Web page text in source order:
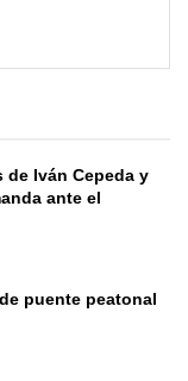
de Iván Cepeda y
ante el
puente peatonal